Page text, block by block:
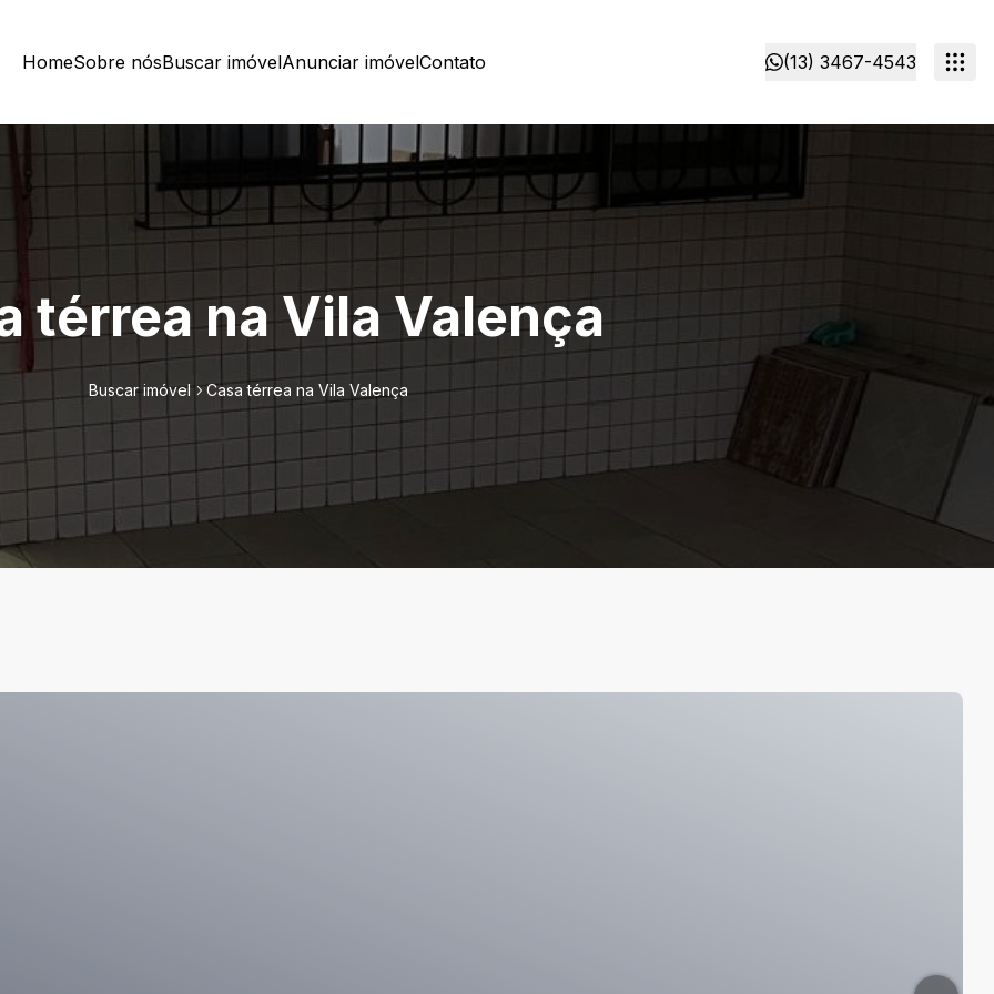
HomeSobre nósBuscar imóvelAnunciar imóvelContato (13) 3467-4543
térrea na Vila Valença
Buscar imóvel Casa térrea na Vila Valença